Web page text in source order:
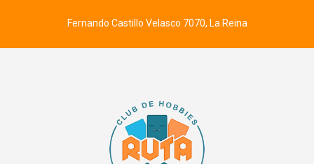
Fernando Castillo Velasco 7070, La Reina